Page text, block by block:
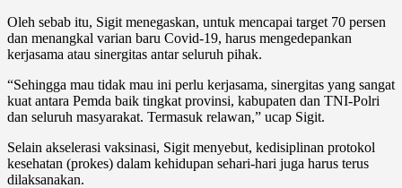
Oleh sebab itu, Sigit menegaskan, untuk mencapai target 70 persen
dan menangkal varian baru Covid-19, harus mengedepankan
kerjasama atau sinergitas antar seluruh pihak.
“Sehingga mau tidak mau ini perlu kerjasama, sinergitas yang sangat
kuat antara Pemda baik tingkat provinsi, kabupaten dan TNI-Polri
dan seluruh masyarakat. Termasuk relawan,” ucap Sigit.
Selain akselerasi vaksinasi, Sigit menyebut, kedisiplinan protokol
kesehatan (prokes) dalam kehidupan sehari-hari juga harus terus
dilaksanakan.